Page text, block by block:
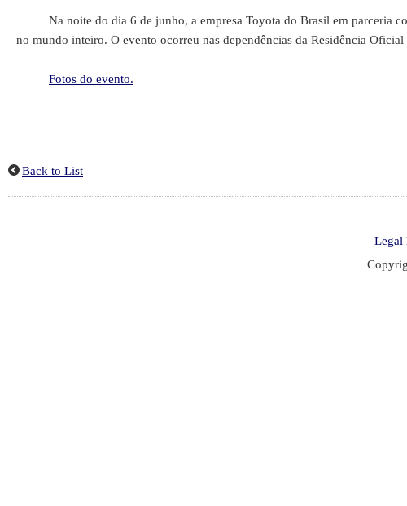
Na noite do dia 6 de junho, a empresa Toyota do Brasil em parceria
no mundo inteiro. O evento ocorreu nas dependências da Residência
Fotos do evento.
Back to List
Legal